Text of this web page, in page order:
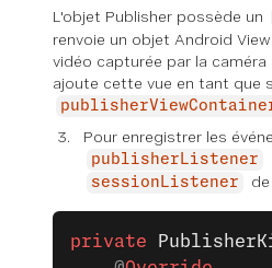
L'objet Publisher possède un
renvoie un objet Android
vidéo capturée par la caméra
ajoute cette vue en tant que
Pour enregistrer les
publisherListener
sessionListener de
private